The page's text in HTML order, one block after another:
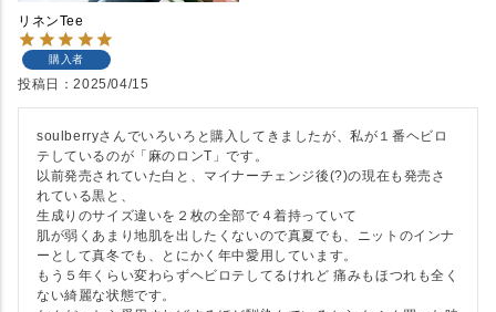
リネンTee
購入者
投稿日 2025/04/15
soulberryさんでいろいろと購入してきましたが、私が１番ヘビロ
テしているのが「麻のロンT」です。
以前発売されていた白と、マイナーチェンジ後(?)の現在も発売さ
れている黒と、
生成りのサイズ違いを２枚の全部で４着持っていて
肌が弱くあまり地肌を出したくないので真夏でも、ニットのインナ
ーとして真冬でも、とにかく年中愛用しています。
もう５年くらい変わらずヘビロテしてるけれど 痛みもほつれも全く
ない綺麗な状態です。